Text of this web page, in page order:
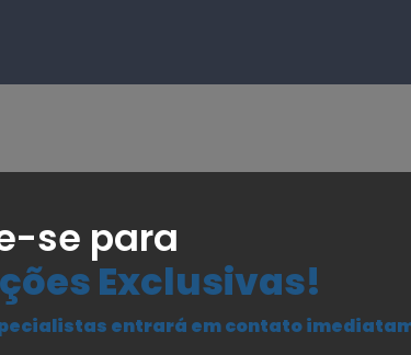
se para
Exclusivas!
entrará em contato